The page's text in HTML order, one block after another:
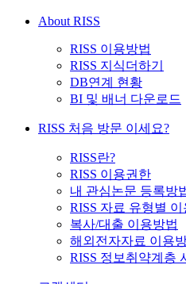
About RISS
RISS 이용방법
RISS 지식더하기
DB연계 현황
BI 및 배너 다운로드
RISS 처음 방문 이세요?
RISS란?
RISS 이용권한
내 관심논문 등록방
RISS 자료 유형별 이
복사/대출 이용방법
해외전자자료 이용
RISS 정보취약계층